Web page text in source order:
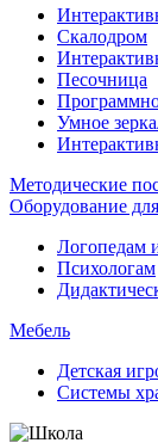
Скалодром
Песочница
Умное
Методические
Оборудование
Логопедам
Психологам
Мебель
Детская
Системы